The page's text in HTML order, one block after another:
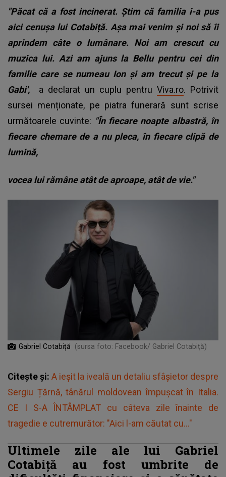
"Păcat că a fost incinerat. Știm că familia i-a pus
aici cenușa lui Cotabiță. Așa mai venim și noi să îi
aprindem câte o lumânare. Noi am crescut cu
muzica lui. Azi am ajuns la Bellu pentru cei din
familie care se numeau Ion și am trecut și pe la
Gabi',
a declarat un cuplu pentru Viva.ro. Potrivit
sursei menționate, pe piatra funerară sunt scrise
următoarele cuvinte: "În fiecare noapte albastră, în
fiecare chemare de a nu pleca, în fiecare clipă de
lumină,
vocea lui rămâne atât de aproape, atât de vie."
Gabriel Cotabiță (sursa foto: Facebook/ Gabriel Cotabiță)
Citește și: A ieșit la iveală un detaliu sfâșietor despre
Sergiu Țărnă, tânărul moldovean împușcat în Italia.
CE I S-A ÎNTÂMPLAT cu câteva zile înainte de
tragedie e cutremurător: "Aici l-am căutat cu..."
Ultimele zile ale lui Gabriel
Cotabiță au fost umbrite de